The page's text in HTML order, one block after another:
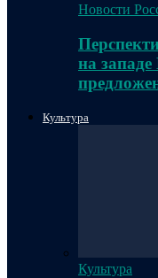
Новости
на
Культура
Культура